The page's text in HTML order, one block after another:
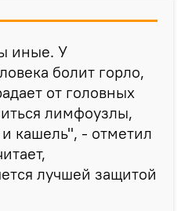
иные. У
болит горло,
от головных
лимфоузлы,
кашель", - отметил
лучшей защитой